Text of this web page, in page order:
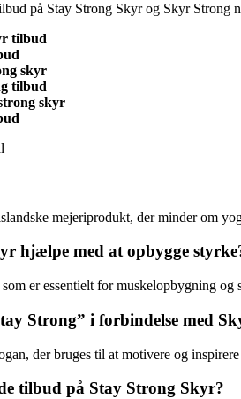
på Stay Strong Skyr og Skyr Strong
tilbud
skyr
tilbud
skyr
mejeriprodukt, der minder om
hjælpe med at opbygge
er essentielt for muskelopbygning og
Strong” i forbindelse med
der bruges til at motivere og
tilbud på Stay Strong Skyr?